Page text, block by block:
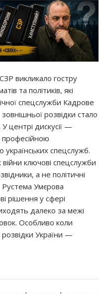
викликало гостру
та політиків, які
спецслужби Кадрове
розвідки стало
центрі дискусії —
професійною
українських спецслужб.
ключові спецслужби
а не політичні
Умєрова
рішення у сфері
далеко за межі
Особливо коли
України —